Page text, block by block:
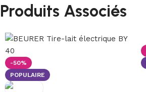
Produits Associés
-50%
POPULAIRE